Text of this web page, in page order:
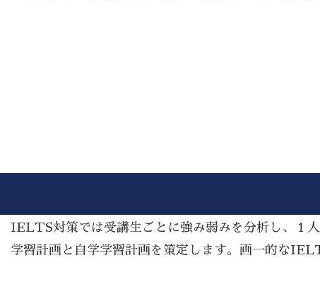
IELTS対策では受講生ごとに強み弱みを分析し、１
学習計画と自学学習計画を策定します。画一的な